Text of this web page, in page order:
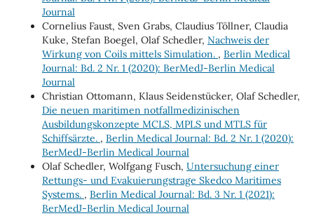
Journal
Cornelius Faust, Sven Grabs, Claudius Töllner, Claudia
Kuke, Stefan Boegel, Olaf Schedler, Nachweis der
Wirkung von Coils mittels Simulation. , Berlin Medical
Journal: Bd. 2 Nr. 1 (2020): BerMedJ-Berlin Medical
Journal
Christian Ottomann, Klaus Seidenstücker, Olaf Schedler,
Die neuen maritimen notfallmedizinischen
Ausbildungskonzepte MCLS, MPLS und MTLS für
Schiffsärzte. , Berlin Medical Journal: Bd. 2 Nr. 1 (2020):
BerMedJ-Berlin Medical Journal
Olaf Schedler, Wolfgang Fusch, Untersuchung einer
Rettungs- und Evakuierungstrage Skedco Maritimes
Systems. , Berlin Medical Journal: Bd. 3 Nr. 1 (2021):
BerMedJ-Berlin Medical Journal